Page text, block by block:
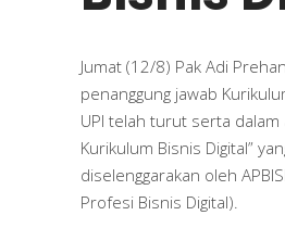
Jumat (12/8) Pak Adi
penanggung jawab
UPI telah turut serta dalam
Kurikulum Bisnis Digital”
diselenggarakan oleh
Profesi Bisnis Digital).